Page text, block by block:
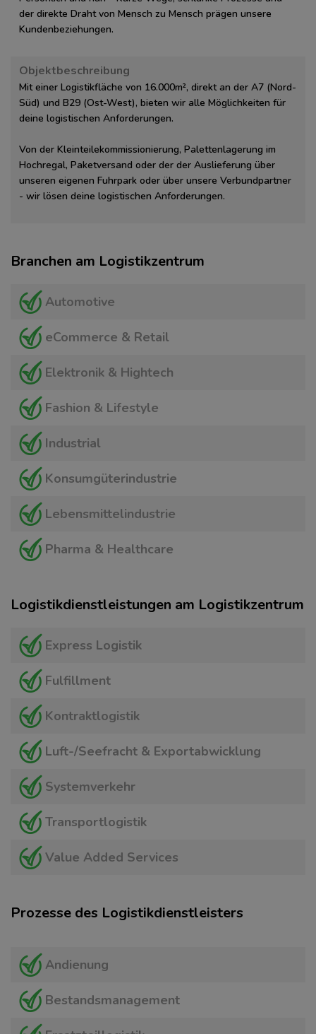
der direkte Draht von Mensch zu Mensch prägen unsere
Kundenbeziehungen.
Objektbeschreibung
Mit einer Logistikfläche von 16.000m², direkt an der A7 (Nord-
Süd) und B29 (Ost-West), bieten wir alle Möglichkeiten für
deine logistischen Anforderungen.
Von der Kleinteilekommissionierung, Palettenlagerung im
Hochregal, Paketversand oder der der Auslieferung über
unseren eigenen Fuhrpark oder über unsere Verbundpartner
- wir lösen deine logistischen Anforderungen.
Branchen am Logistikzentrum
Automotive
eCommerce & Retail
Elektronik & Hightech
Fashion & Lifestyle
Industrial
Konsumgüterindustrie
Lebensmittelindustrie
Pharma & Healthcare
Logistikdienstleistungen am Logistikzentrum
Express Logistik
Fulfillment
Kontraktlogistik
Luft-/Seefracht & Exportabwicklung
Systemverkehr
Transportlogistik
Value Added Services
Prozesse des Logistikdienstleisters
Andienung
Bestandsmanagement